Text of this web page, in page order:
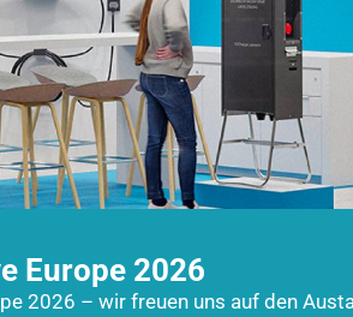
Europe 2026
2026 – wir freuen uns auf den